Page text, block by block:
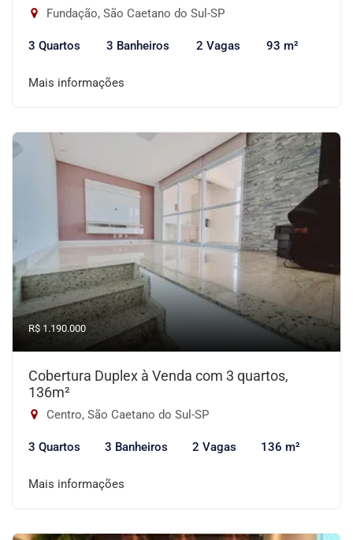
Fundação, São Caetano do Sul-SP
3 Quartos 3 Banheiros 2 Vagas 93 m²
Mais informações
R$ 1.190.000
Cobertura Duplex à Venda com 3 quartos,
136m²
Centro, São Caetano do Sul-SP
3 Quartos 3 Banheiros 2 Vagas 136 m²
Mais informações